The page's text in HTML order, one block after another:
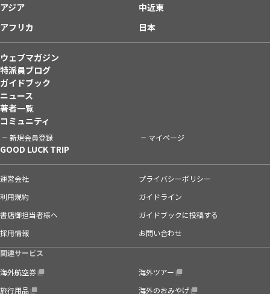
アジア
中近東
アフリカ
日本
ウェブマガジン
特派員ブログ
ガイドブック
ニュース
著者一覧
コミュニティ
新規会員登録 マイページ
GOOD LUCK TRIP
運営会社
プライバシーポリシー
利用規約
ガイドライン
書店御担当者様へ
ガイドブックに投稿する
採用情報
お問い合わせ
関連サービス
海外航空券
海外ツアー
旅行用品
海外のおみやげ